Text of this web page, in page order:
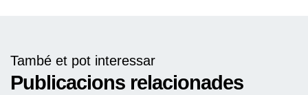
També et pot interessar
Publicacions relacionades